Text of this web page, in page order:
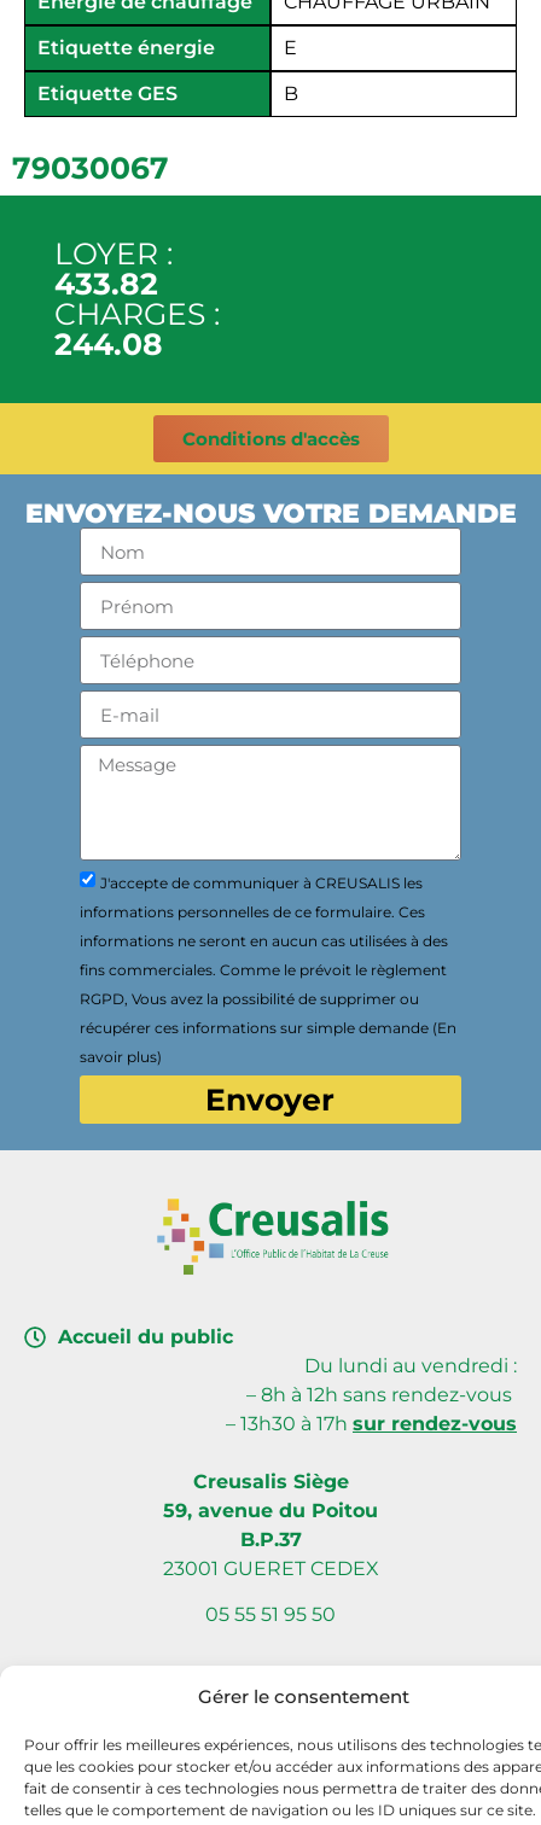
Gérer le consentement
Pour offrir les meilleures expériences, nous utilisons des technologies
que les cookies pour stocker et/ou accéder aux informations des
fait de consentir à ces technologies nous permettra de traiter des
telles que le comportement de navigation ou les ID uniques sur ce site.
Etiquette énergie
E
Etiquette GES
B
79030067
LOYER :
433.82
CHARGES :
244.08
Conditions d'accès
ENVOYEZ-NOUS VOTRE DEMANDE
J'accepte de communiquer à CREUSALIS les
informations personnelles de ce formulaire. Ces
informations ne seront en aucun cas utilisées à des
fins commerciales. Comme le prévoit le règlement
RGPD, Vous avez la possibilité de supprimer ou
récupérer ces informations sur simple demande (En
savoir plus)
Envoyer
Accueil du public
Du lundi au vendredi :
– 8h à 12h sans rendez-vous
– 13h30 à 17h sur rendez-vous
Creusalis Siège
59, avenue du Poitou
B.P.37
23001 GUERET CEDEX
05 55 51 95 50
à Nantes Sud (Vallet)